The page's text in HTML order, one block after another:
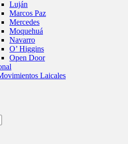
Luján
Marcos Paz
Mercedes
Moquehuá
Navarro
O’ Higgins
Open Door
Laicales